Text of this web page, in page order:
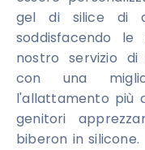
gel di silice di
soddisfacendo
nostro servizio
con una
l'allattamento più
genitori
biberon in silicone.